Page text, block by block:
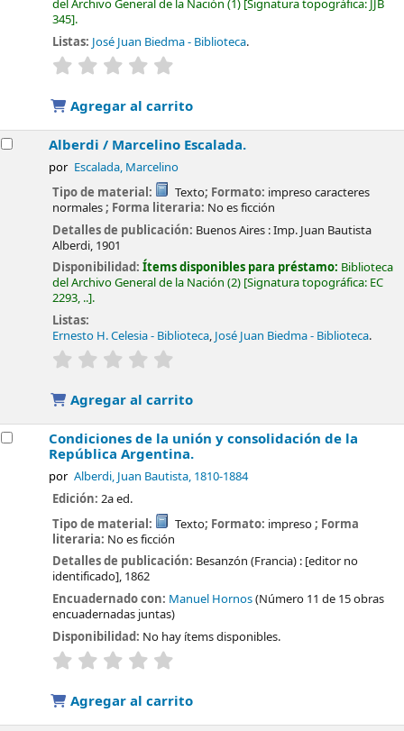
del Archivo General de la Nación (1) Signatura topográfica: JJB
345 .
Listas: José Juan Biedma - Biblioteca.
valoración
Agregar al carrito
Alberdi / Marcelino Escalada.
por Escalada, Marcelino
Tipo de material: Texto; Formato: impreso caracteres
normales; Forma literaria: No es ficción
Detalles de publicación: Buenos Aires :Imp. Juan Bautista
Alberdi, 1901
Disponibilidad:Ítems disponibles para préstamo: Biblioteca
del Archivo General de la Nación (2) Signatura topográfica: EC
2293, .. .
Listas:
Ernesto H. Celesia - Biblioteca, José Juan Biedma - Biblioteca.
valoración
Agregar al carrito
Condiciones de la unión y consolidación de la
República Argentina.
por Alberdi, Juan Bautista, 1810-1884
Edición:2a ed.
Tipo de material:
Texto; Formato: impreso; Forma
literaria: No es ficción
Detalles de publicación: Besanzón (Francia) : [editor no
identificado], 1862
Encuadernado con: Manuel Hornos(Número 11 de 15 obras
encuadernadas juntas)
Disponibilidad: No hay ítems disponibles.
valoración
Agregar al carrito